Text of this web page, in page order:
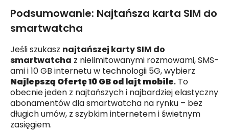
Podsumowanie: Najtańsza karta SIM do
smartwatcha
Jeśli szukasz najtańszej karty SIM do
smartwatcha z nielimitowanymi rozmowami, SMS-
ami i 10 GB internetu w technologii 5G, wybierz
Najlepszą Ofertę 10 GB od lajt mobile. To
obecnie jeden z najtańszych i najbardziej elastyczny
abonamentów dla smartwatcha na rynku – bez
długich umów, z szybkim internetem i świetnym
zasięgiem.